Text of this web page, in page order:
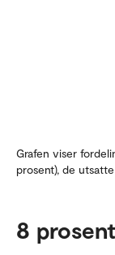
Grafen viser
prosent), de
8